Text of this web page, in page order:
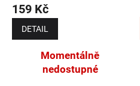
159 Kč
DETAIL
Momentálně
nedostupné